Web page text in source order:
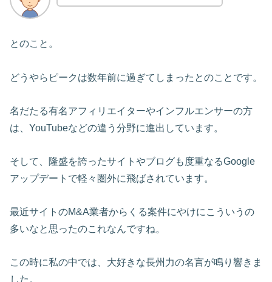
とのこと。
どうやらピークは数年前に過ぎてしまったとのことです。
名だたる有名アフィリエイターやインフルエンサーの方
は、YouTubeなどの違う分野に進出しています。
そして、隆盛を誇ったサイトやブログも度重なるGoogle
アップデートで軽々圏外に飛ばされています。
最近サイトのM&A業者からくる案件にやけにこういうの
多いなと思ったのこれなんですね。
この時に私の中では、大好きな長州力の名言が鳴り響きま
した。